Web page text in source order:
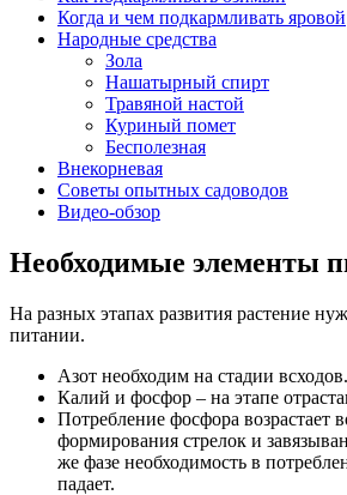
Когда и чем подкармливать яровой
Народные средства
Зола
Нашатырный спирт
Травяной настой
Куриный помет
Бесполезная
Внекорневая
Советы опытных садоводов
Видео-обзор
Необходимые элементы
На разных этапах развития растение
питании.
Азот необходим на стадии всходов.
Калий и фосфор – на этапе
Потребление фосфора возрастает
формирования стрелок и
же фазе необходимость в
падает.